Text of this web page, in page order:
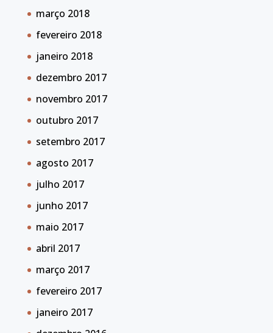
março 2018
fevereiro 2018
janeiro 2018
dezembro 2017
novembro 2017
outubro 2017
setembro 2017
agosto 2017
julho 2017
junho 2017
maio 2017
abril 2017
março 2017
fevereiro 2017
janeiro 2017